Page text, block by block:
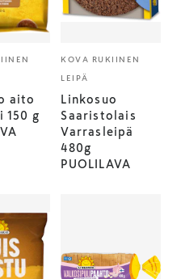
aito
150 g
KOVA RUKIINEN
LEIPÄ
Linkosuo
Saaristolais
Varrasleipä
480g
PUOLILAVA